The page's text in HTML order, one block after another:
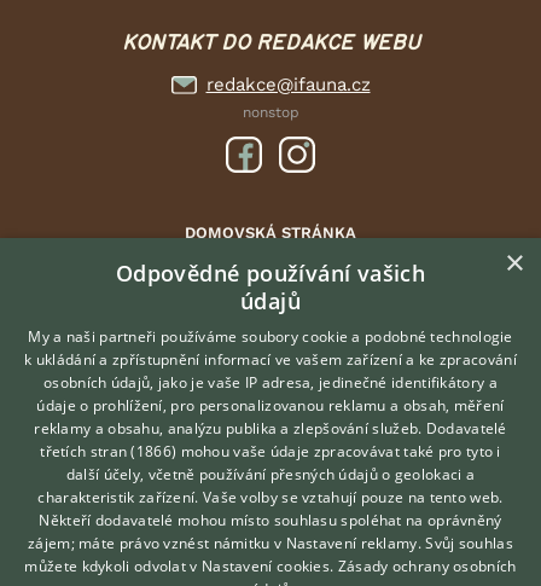
KONTAKT DO REDAKCE WEBU
redakce@ifauna.cz
nonstop
DOMOVSKÁ STRÁNKA
INZERCE
DISKUSE
ČLÁNKY
ATLAS
O nás
Kontakt
Možnosti zvýraznění inzerátů
Podmínky užití
Zpracování osobních údajů
Hledáte zvířecího kamaráda?
Zdarma vám poradí
VETERINÁŘ ONLINE
KONZULTOVAT S
VETERINÁŘEM
×
Odpovědné používání vašich
údajů
My a naši partneři používáme soubory cookie a podobné technologie
k ukládání a zpřístupnění informací ve vašem zařízení a ke zpracování
osobních údajů, jako je vaše IP adresa, jedinečné identifikátory a
údaje o prohlížení, pro personalizovanou reklamu a obsah, měření
reklamy a obsahu, analýzu publika a zlepšování služeb. Dodavatelé
třetích stran (1866) mohou vaše údaje zpracovávat také pro tyto i
další účely, včetně používání přesných údajů o geolokaci a
charakteristik zařízení. Vaše volby se vztahují pouze na tento web.
Někteří dodavatelé mohou místo souhlasu spoléhat na oprávněný
zájem; máte právo vznést námitku v Nastavení reklamy. Svůj souhlas
můžete kdykoli odvolat v Nastavení cookies. Zásady ochrany osobních